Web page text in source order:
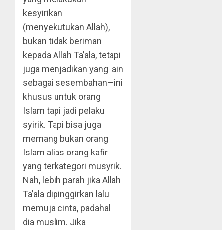
kesyirikan
(menyekutukan Allah),
bukan tidak beriman
kepada Allah Ta’ala, tetapi
juga menjadikan yang lain
sebagai sesembahan—ini
khusus untuk orang
Islam tapi jadi pelaku
syirik. Tapi bisa juga
memang bukan orang
Islam alias orang kafir
yang terkategori musyrik.
Nah, lebih parah jika Allah
Ta’ala dipinggirkan lalu
memuja cinta, padahal
dia muslim. Jika